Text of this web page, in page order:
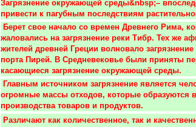
Загрязнение окружающей среды&nbsp;–
привести к пагубным последствиям
жаловались на загрязнение реки Тибр. Тех же
жителей древней Греции волновало загрязнение
порта Пирей. В Средневековье были приняты
касающиеся загрязнение окружающей среды.
огромные массы отходов, которые образуются
производства товаров и продуктов.
Различают как количественное, так и